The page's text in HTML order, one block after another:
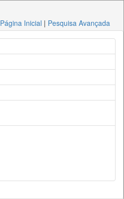
Página Inicial | Pesquisa Avançada